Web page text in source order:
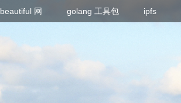
beautiful 网 golang 工具包 ipfs